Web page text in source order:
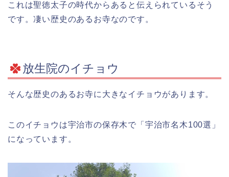
これは聖徳太子の時代からあると伝えられているそう
です。凄い歴史のあるお寺なのです。
放生院のイチョウ
そんな歴史のあるお寺に大きなイチョウがあります。
このイチョウは宇治市の保存木で「宇治市名木100選」
になっています。